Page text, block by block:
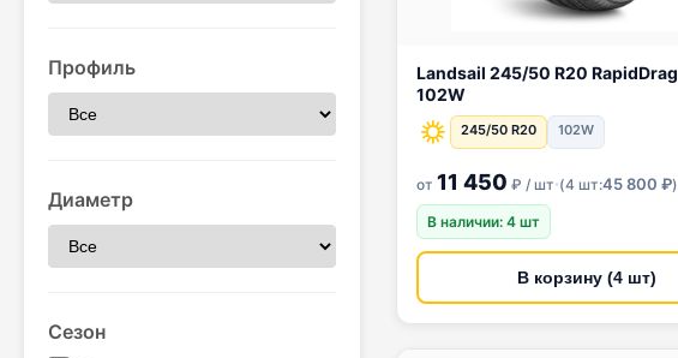
Профиль
Диаметр
Сезон
Landsail 245/50 R20 RapidDragon SUV
102W
245/50 R20 102W
от 11 450 ₽ / шт·(4 шт:45 800 ₽)
В наличии: 4 шт
В корзину (4 шт)